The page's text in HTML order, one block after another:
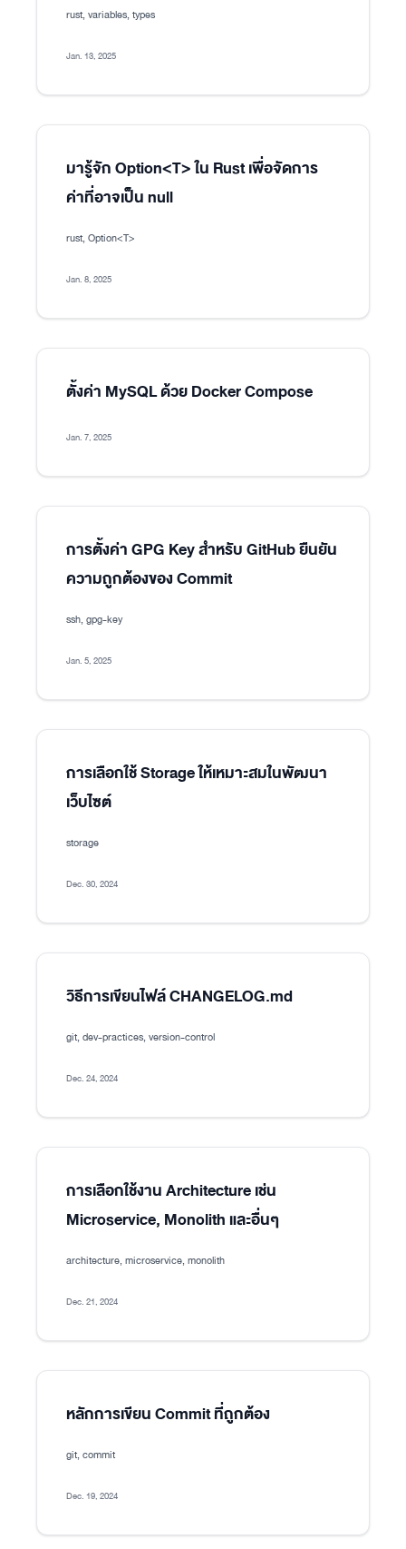
rust, variables, types
Jan. 13, 2025
มารู้จัก Option<T> ใน Rust เพื่อจัดการ
ค่าที่อาจเป็น null
rust, Option<T>
Jan. 8, 2025
ตั้งค่า MySQL ด้วย Docker Compose
Jan. 7, 2025
การตั้งค่า GPG Key สำหรับ GitHub ยืนยัน
ความถูกต้องของ Commit
ssh, gpg-key
Jan. 5, 2025
การเลือกใช้ Storage ให้เหมาะสมในพัฒนา
เว็บไซต์
storage
Dec. 30, 2024
วิธีการเขียนไฟล์ CHANGELOG.md
git, dev-practices, version-control
Dec. 24, 2024
การเลือกใช้งาน Architecture เช่น
Microservice, Monolith และอื่นๆ
architecture, microservice, monolith
Dec. 21, 2024
หลักการเขียน Commit ที่ถูกต้อง
git, commit
Dec. 19, 2024